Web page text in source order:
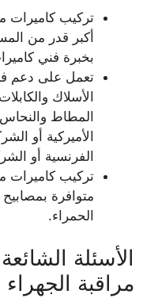
تركيب كاميرات
أكبر قدر من
بخبرة فني
تعمل على دعم
الأسلاك
المطاط
الأميركية أو
الفرنسية أو
تركيب كاميرات
الحمراء.
الأسئلة
مراقبة الجهراء